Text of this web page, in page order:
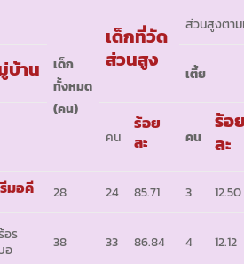
เด็ก
ทั้งหมด
(คน)
เด็กที่วัด
ส่วนสูง
ส่วนสูงตา
บ้าน เตี้ย
คน
ร้อย
ละ
คน
ร้อย
ละ
มอคี 28 24 85.71 3 12.50
อร
อ
38 33 86.84 4 12.12